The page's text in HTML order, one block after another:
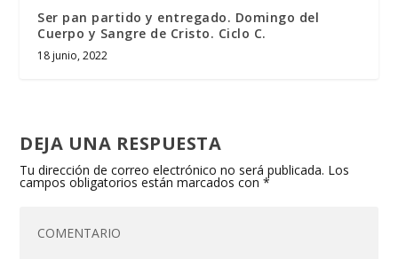
Ser pan partido y entregado. Domingo del
Cuerpo y Sangre de Cristo. Ciclo C.
18 junio, 2022
DEJA UNA RESPUESTA
Tu dirección de correo electrónico no será publicada. Los
campos obligatorios están marcados con*